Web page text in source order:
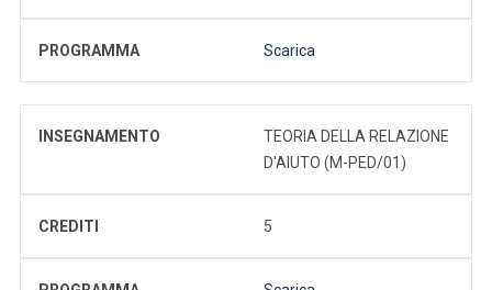
PROGRAMMA Scarica
INSEGNAMENTO
TEORIA DELLA RELAZIONE
D'AIUTO (M-PED/01)
CREDITI 5